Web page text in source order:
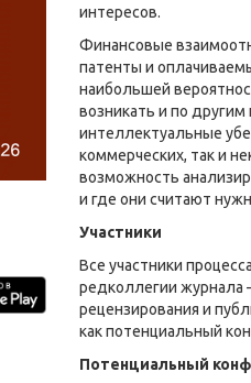
интересов.
Финансовые
патенты и
наибольшей
возникать и по другим
интеллектуальные
коммерческих, так и
возможность
и где они считают
Участники
Все участники
редколлегии журнала
рецензирования и
как потенциальный
Потенциальный